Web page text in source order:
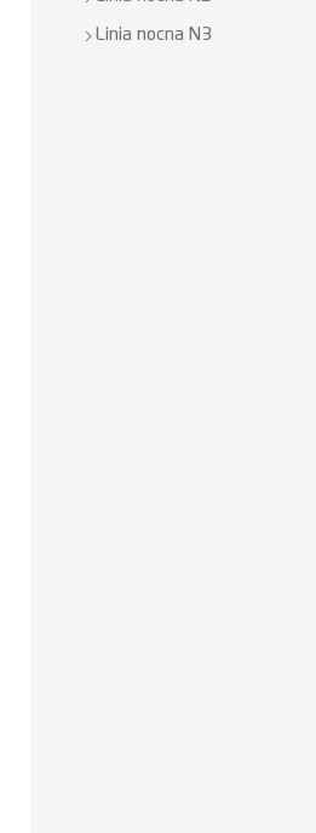
Linia nocna N3